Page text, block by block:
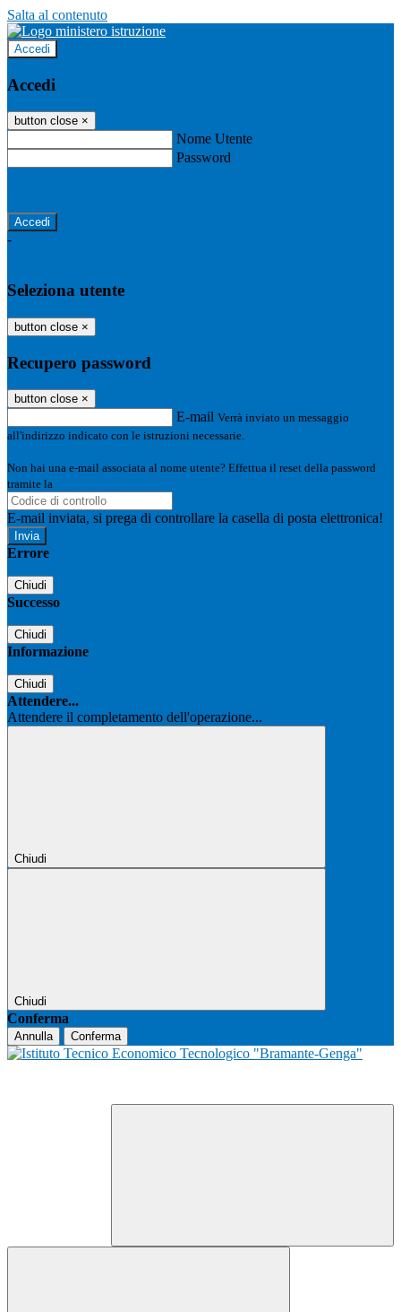
Salta al contenuto
Accedi
Accedi
button close ×
Nome Utente
Password
-
Seleziona utente
button close ×
Recupero password
button close ×
E-mail Verrà inviato un messaggio
all'indirizzo indicato con le istruzioni necessarie.
Non hai una e-mail associata al nome utente? Effettua il reset della password
tramite la
E-mail inviata, si prega di controllare la casella di posta elettronica!
Errore
Chiudi
Successo
Chiudi
Informazione
Chiudi
Attendere...
Attendere il completamento dell'operazione...
Chiudi
Chiudi
Conferma
Annulla Conferma